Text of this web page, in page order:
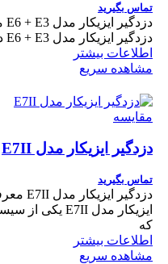
تماس بگیرید
دزدگیر ایزیکار مدل E6 + E3 در واقع
اطلاعات بیشتر
مشاهده سریع
مقایسه
دزدگیر ایزیکار مدل E7II
تماس بگیرید
که
اطلاعات بیشتر
مشاهده سریع